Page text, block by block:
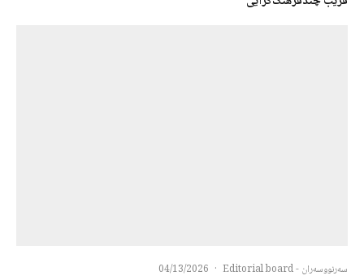
سەرنووسەران - Editorial board ·
04/13/2026